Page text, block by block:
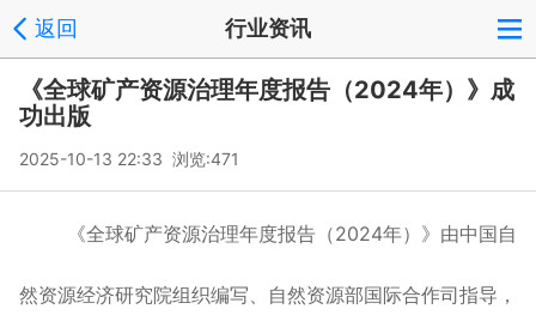
返回 行业资讯
《全球矿产资源治理年度报告（2024年）》成
功出版
2025-10-13 22:33 浏览:471
《全球矿产资源治理年度报告（2024年）》由中国自
然资源经济研究院组织编写、自然资源部国际合作司指导，